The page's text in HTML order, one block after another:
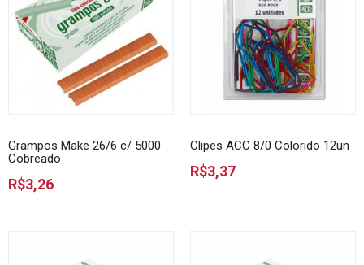
Grampos Make 26/6 c/ 5000
Cobreado
R$3,26
Clipes ACC 8/0 Colorido 12un
R$3,37